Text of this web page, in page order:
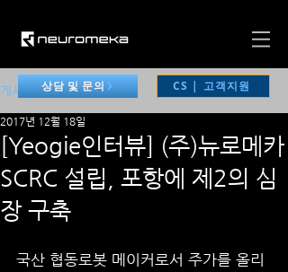
상담 및 문의 CS | 고객지원
게시물
[Yeogie인터뷰] (주)뉴로메카
SCRC 설립, 포항에 제2의 심
장 구축
2017년 12월 18일
국산 협동로봇 메이커로서 주가를 올리